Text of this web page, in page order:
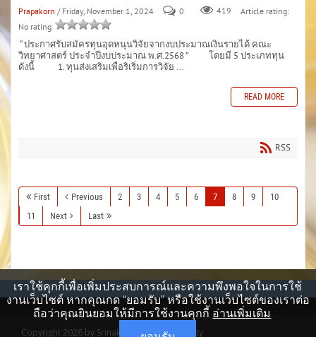
Prapakorn / Friday, November 1, 2024 0 419
Article rating:
No rating
“ ประกาศรับสมัครทุนอุดหนุนวิจัยจากงบประมาณเงินรายได้ คณะ
วิทยาศาสตร์ ประจำปีงบประมาณ พ.ศ.2568 ” โดยมี 5 ประเภททุน
ดังนี้ 1. ทุนส่งเสริมเพื่อริเริ่มการวิจัย ...
READ MORE
RSS
First Previous 2 3 4 5 6 7 8 9
10
11
Next Last
Copyright 2026 by Srinakharinwirot University
เราใช้คุกกี้เพื่อเพิ่มประสบการณ์และความพึงพอใจในการใช้
งานเว็บไซต์ หากคุณกด “ยอมรับ” หรือใช้งานเว็บไซต์ของเราต่อ
ถือว่าคุณยินยอมให้มีการใช้งานคุกกี้ อ่านเพิ่มเติม